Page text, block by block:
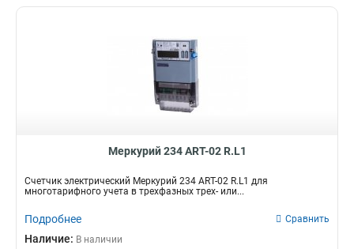
Mеркурий 234 ART-02 R.L1
Счетчик электрический Mеркурий 234 ART-02 R.L1 для
многотарифного учета в трехфазных трех- или...
Подробнее Сравнить
Наличие: В наличии